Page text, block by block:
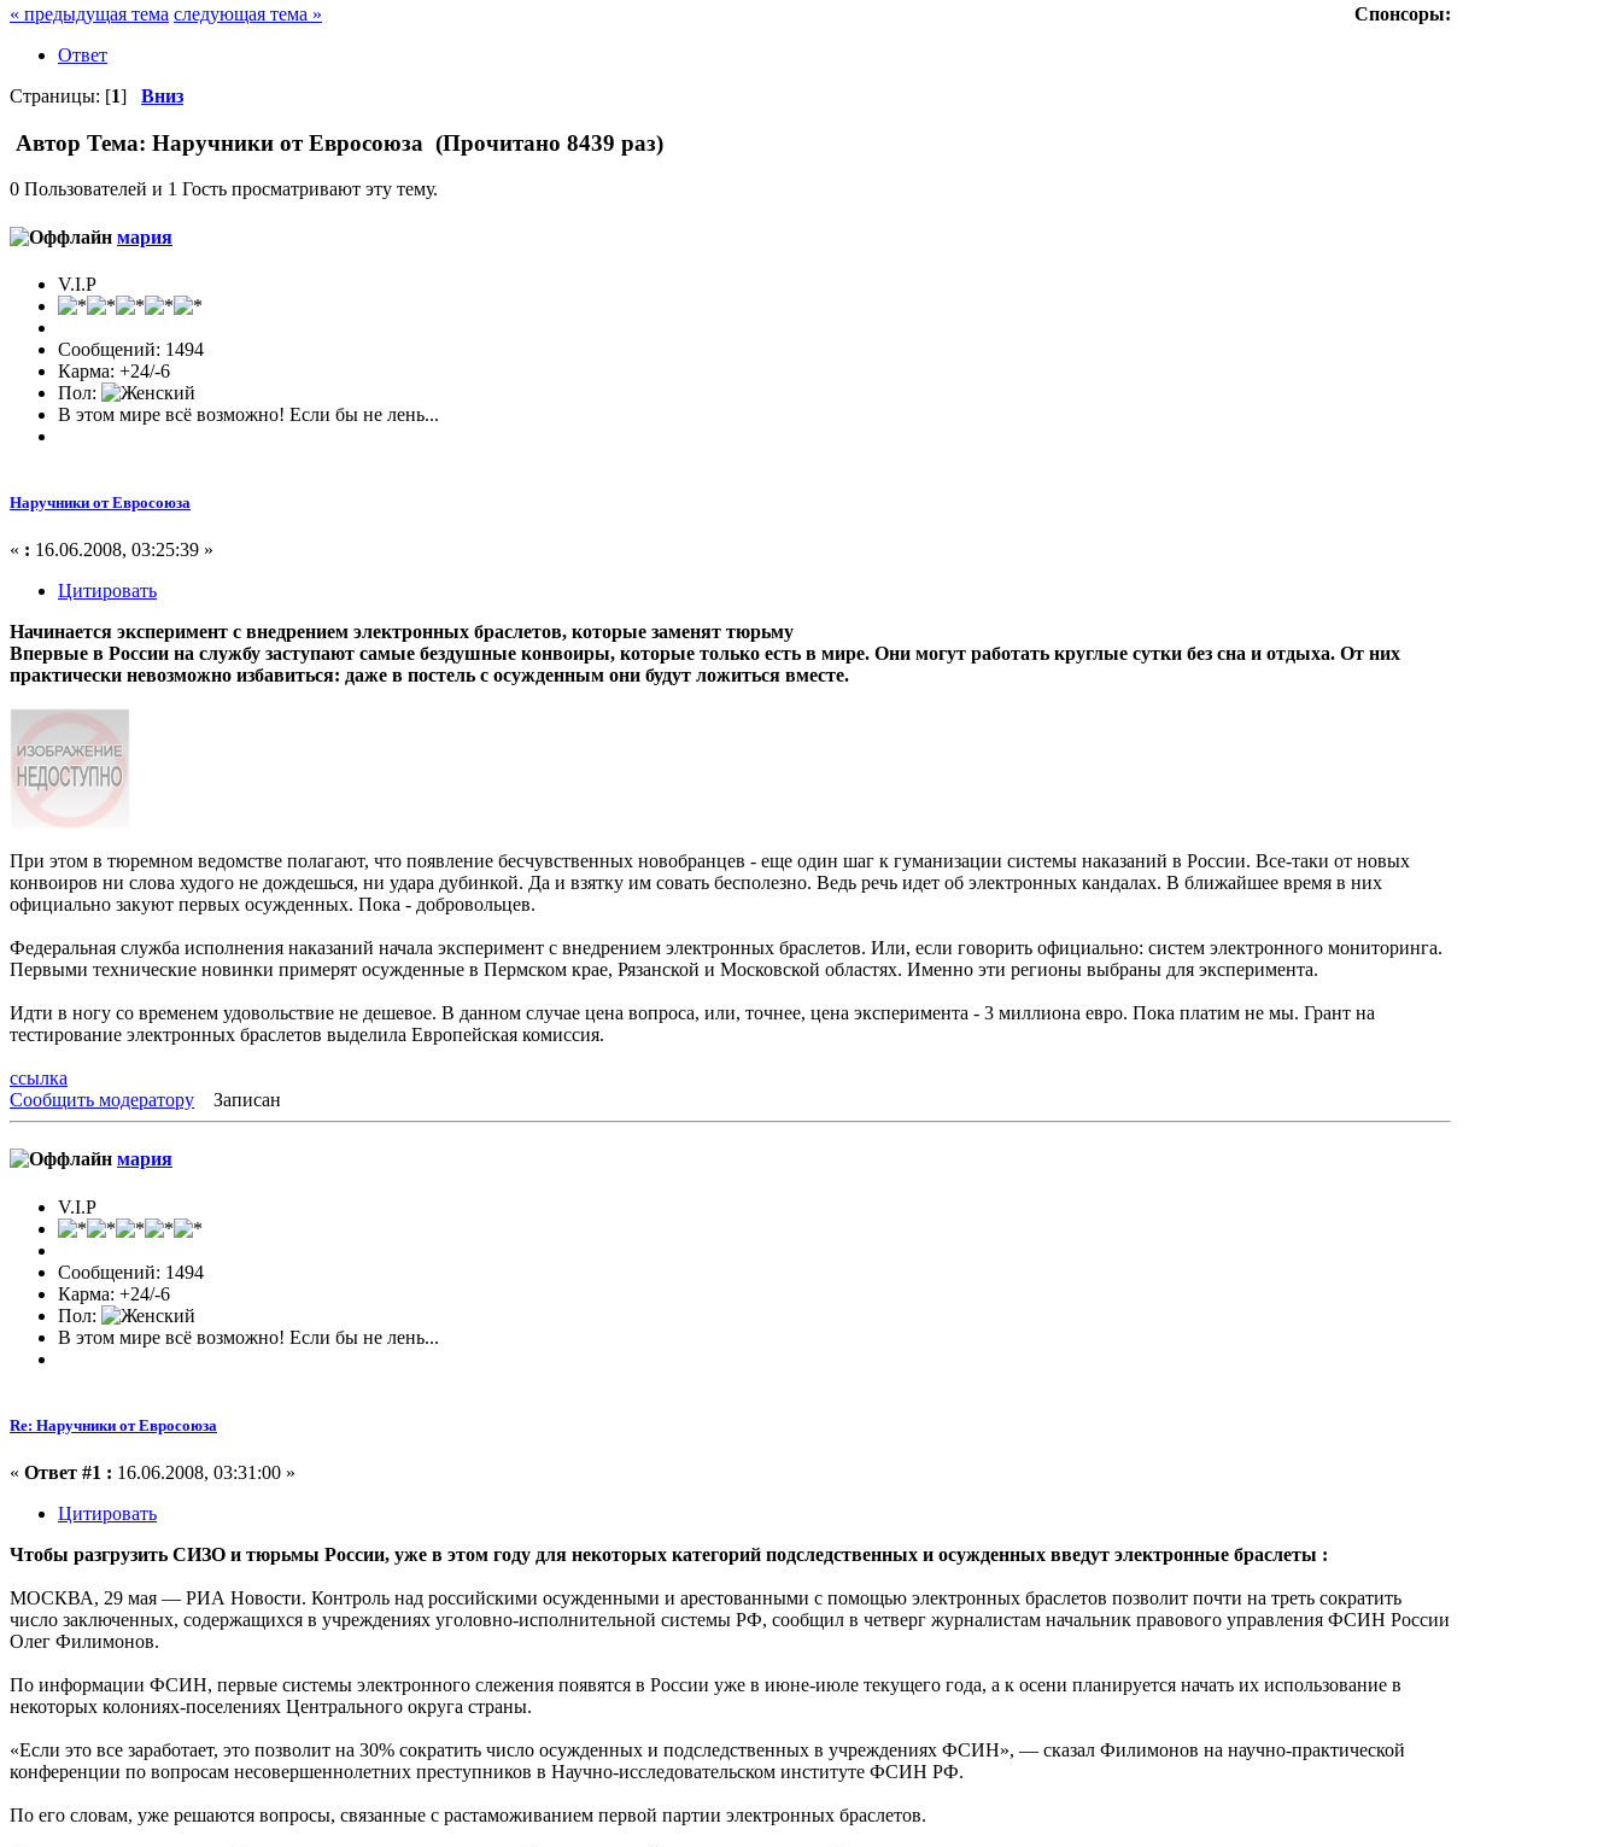
Спонсоры:
« предыдущая тема следующая тема »
Ответ
Страницы: [1] Вниз
Автор Тема: Наручники от Евросоюза (Прочитано 8439 раз)
0 Пользователей и 1 Гость просматривают эту тему.
мария
V.I.P
Сообщений: 1494
Карма: +24/-6
Пол:
В этом мире всё возможно! Если бы не лень...
Наручники от Евросоюза
« : 16.06.2008, 03:25:39 »
Цитировать
Начинается эксперимент с внедрением электронных браслетов, которые заменят тюрьму
Впервые в России на службу заступают самые бездушные конвоиры, которые только есть в мире. Они могут работать круглые сутки без сна и отдыха. От них
практически невозможно избавиться: даже в постель с осужденным они будут ложиться вместе.
При этом в тюремном ведомстве полагают, что появление бесчувственных новобранцев - еще один шаг к гуманизации системы наказаний в России. Все-таки от новых
конвоиров ни слова худого не дождешься, ни удара дубинкой. Да и взятку им совать бесполезно. Ведь речь идет об электронных кандалах. В ближайшее время в них
официально закуют первых осужденных. Пока - добровольцев.
Федеральная служба исполнения наказаний начала эксперимент с внедрением электронных браслетов. Или, если говорить официально: систем электронного мониторинга.
Первыми технические новинки примерят осужденные в Пермском крае, Рязанской и Московской областях. Именно эти регионы выбраны для эксперимента.
Идти в ногу со временем удовольствие не дешевое. В данном случае цена вопроса, или, точнее, цена эксперимента - 3 миллиона евро. Пока платим не мы. Грант на
тестирование электронных браслетов выделила Европейская комиссия.
ссылка
Сообщить модератору
Записан
мария
V.I.P
Сообщений: 1494
Карма: +24/-6
Пол:
В этом мире всё возможно! Если бы не лень...
Re: Наручники от Евросоюза
« Ответ #1 : 16.06.2008, 03:31:00 »
Цитировать
Чтобы разгрузить СИЗО и тюрьмы России, уже в этом году для некоторых категорий подследственных и осужденных введут электронные браслеты :
МОСКВА, 29 мая — РИА Новости. Контроль над российскими осужденными и арестованными с помощью электронных браслетов позволит почти на треть сократить
число заключенных, содержащихся в учреждениях уголовно-исполнительной системы РФ, сообщил в четверг журналистам начальник правового управления ФСИН России
Олег Филимонов.
По информации ФСИН, первые системы электронного слежения появятся в России уже в июне-июле текущего года, а к осени планируется начать их использование в
некоторых колониях-поселениях Центрального округа страны.
«Если это все заработает, это позволит на 30% сократить число осужденных и подследственных в учреждениях ФСИН», — сказал Филимонов на научно-практической
конференции по вопросам несовершеннолетних преступников в Научно-исследовательском институте ФСИН РФ.
По его словам, уже решаются вопросы, связанные с растаможиванием первой партии электронных браслетов.